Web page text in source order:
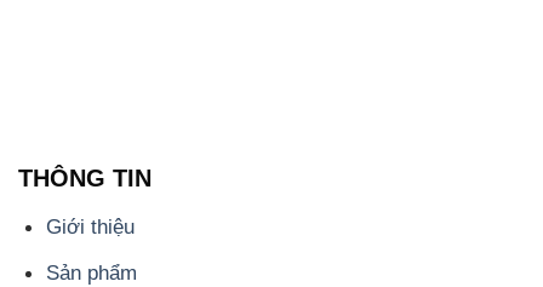
THÔNG TIN
Giới thiệu
Sản phẩm